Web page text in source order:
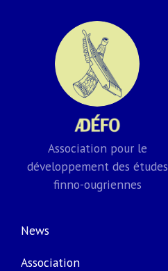
Association pour le
développement des études
finno-ougriennes
News
Association